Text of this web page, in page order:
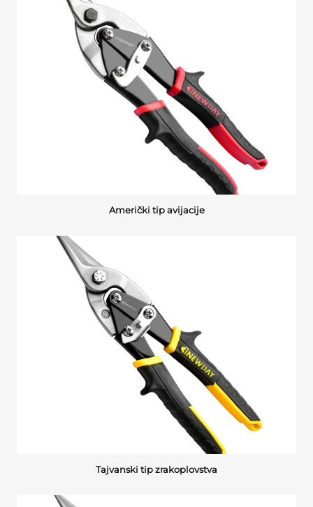
Američki tip avijacije
Tajvanski tip zrakoplovstva